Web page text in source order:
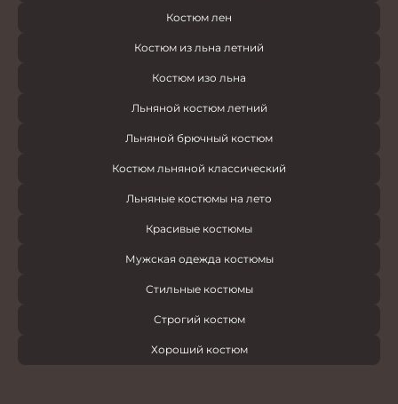
Костюм лен
Костюм из льна летний
Костюм изо льна
Льняной костюм летний
Льняной брючный костюм
Костюм льняной классический
Льняные костюмы на лето
Красивые костюмы
Мужская одежда костюмы
Стильные костюмы
Строгий костюм
Хороший костюм